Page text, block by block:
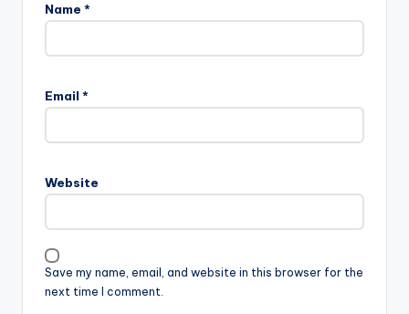
Name *
Email *
Website
Save my name, email, and website in this browser for the
next time I comment.